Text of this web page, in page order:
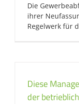
Die
ihrer
Regelwerk für
Diese
der